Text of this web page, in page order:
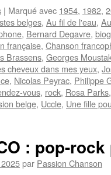
| Marqué avec 1954, 1982,
belges, Au fil de l'eau,
, Bernard Degavre,
française, Chanson
Brassens, Georges
cheveux dans mes yeux,
, Nicolas Peyrac, Philippe
vous, rock, Rosa Parks,
belge, Uccle, Une fille
: pop-
par Passion Chanson